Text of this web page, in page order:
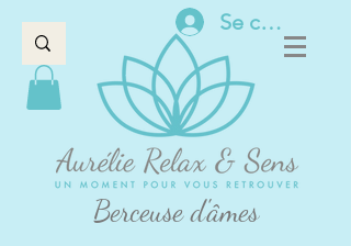
Se connecter
Berceuse d'âmes